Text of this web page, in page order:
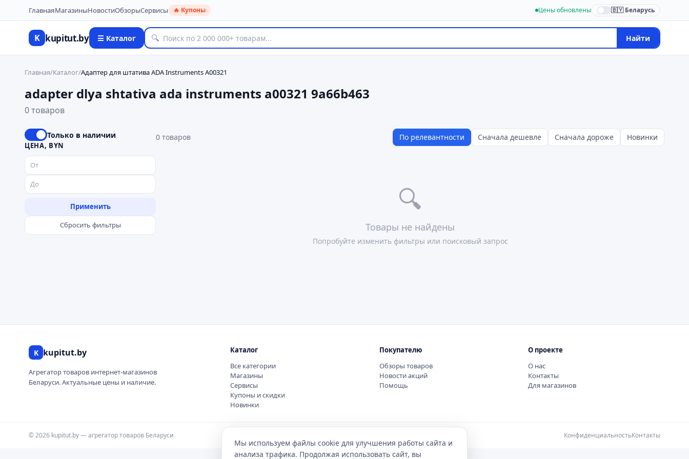
ГлавнаяМагазиныНовостиОбзорыСервисы 🔥 Купоны Цены обновлены 🇧🇾 Беларусь
K kupitut.by ☰ Каталог 🔍 Найти
Главная/Каталог/Адаптер для штатива ADA Instruments A00321
adapter dlya shtativa ada instruments a00321 9a66b463
0 товаров
Только в наличии
ЦЕНА, BYN
Применить
Сбросить фильтры
0 товаров По релевантности Сначала дешевле Сначала дороже Новинки
🔍
Товары не найдены
Попробуйте изменить фильтры или поисковый запрос
K kupitut.by
Агрегатор товаров интернет-магазинов
Беларуси. Актуальные цены и наличие.
Каталог
Все категории
Магазины
Сервисы
Купоны и скидки
Новинки
Покупателю
Обзоры товаров
Новости акций
Помощь
О проекте
О нас
Контакты
Для магазинов
© 2026 kupitut.by — агрегатор товаров Беларуси КонфиденциальностьКонтакты
Мы используем файлы cookie для улучшения работы сайта и
анализа трафика. Продолжая использовать сайт, вы